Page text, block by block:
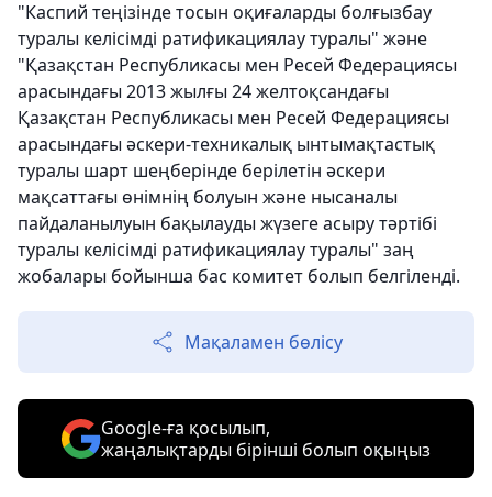
"Каспий теңізінде тосын оқиғаларды болғызбау
туралы келісімді ратификациялау туралы" және
"Қазақстан Республикасы мен Ресей Федерациясы
арасындағы 2013 жылғы 24 желтоқсандағы
Қазақстан Республикасы мен Ресей Федерациясы
арасындағы әскери-техникалық ынтымақтастық
туралы шарт шеңберінде берілетін әскери
мақсаттағы өнімнің болуын және нысаналы
пайдаланылуын бақылауды жүзеге асыру тәртібі
туралы келісімді ратификациялау туралы" заң
жобалары бойынша бас комитет болып белгіленді.
Мақаламен бөлісу
Google-ға қосылып,
жаңалықтарды бірінші болып оқыңыз